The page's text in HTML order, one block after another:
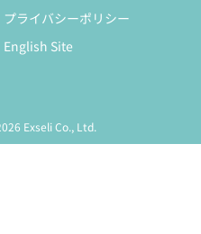
プライバシーポリシー
English Site
Exseli Co., Ltd.